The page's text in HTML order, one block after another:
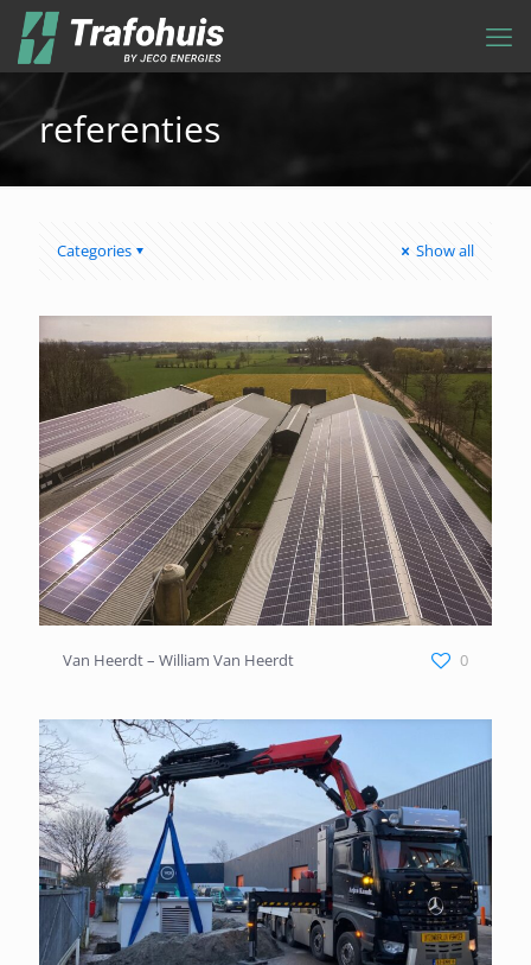
referenties
Categories Show all
Van Heerdt – William Van Heerdt
Van Heerdt – William Van Heerdt 0